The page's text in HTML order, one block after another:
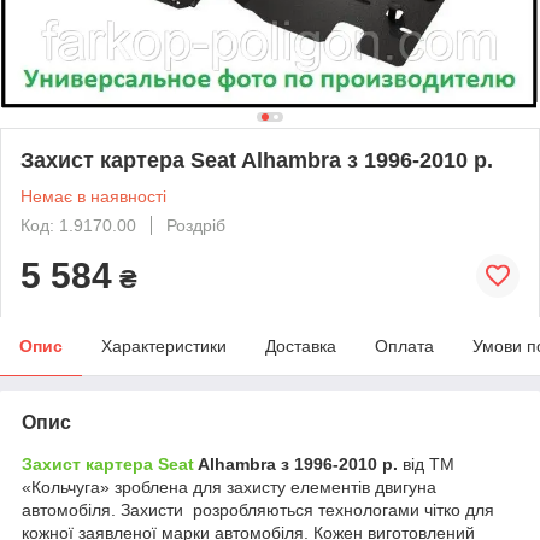
Захист картера Seat Alhambra з 1996-2010 р.
Немає в наявності
Код: 1.9170.00
Роздріб
5 584 ₴
Опис Характеристики Доставка Оплата Умови
Опис
Захист картера SeatAlhambra з 1996-2010 р. від ТМ
«Кольчуга» зроблена для захисту елементів двигуна
автомобіля. Захисти
розробляються технологами чітко для
кожної заявленої марки автомобіля. Кожен виготовлений